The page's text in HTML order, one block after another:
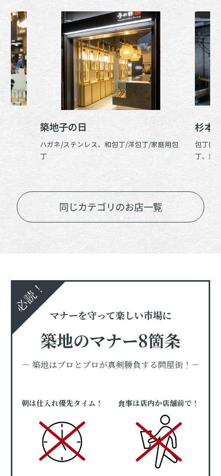
築地子の日
ハガネ/ステンレス、和包丁/洋包丁/家庭用包
丁
杉本
包丁(家
丁、業
同じカテゴリのお店一覧
必読！
マナーを守って楽しい市場に
築地のマナー8箇条
－ 築地はプロとプロが真剣勝負する問屋街！－
朝は仕入れ優先タイム！ 食事は店内か店舗前で！